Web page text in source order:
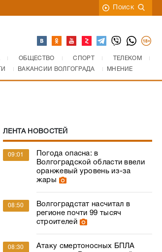
Поиск
ОБЩЕСТВО СПОРТ
ТЕЛЕКОМ
ВАКАНСИИ ВОЛГОГРАДА МНЕНИЕ
ЛЕНТА НОВОСТЕЙ
09:01
Погода опасна: в
Волгоградской области ввели
оранжевый уровень из-за
жары
08:50
Волгоградстат насчитал в
регионе почти 99 тысяч
строителей
08:30
Атаку смертоносных БПЛА